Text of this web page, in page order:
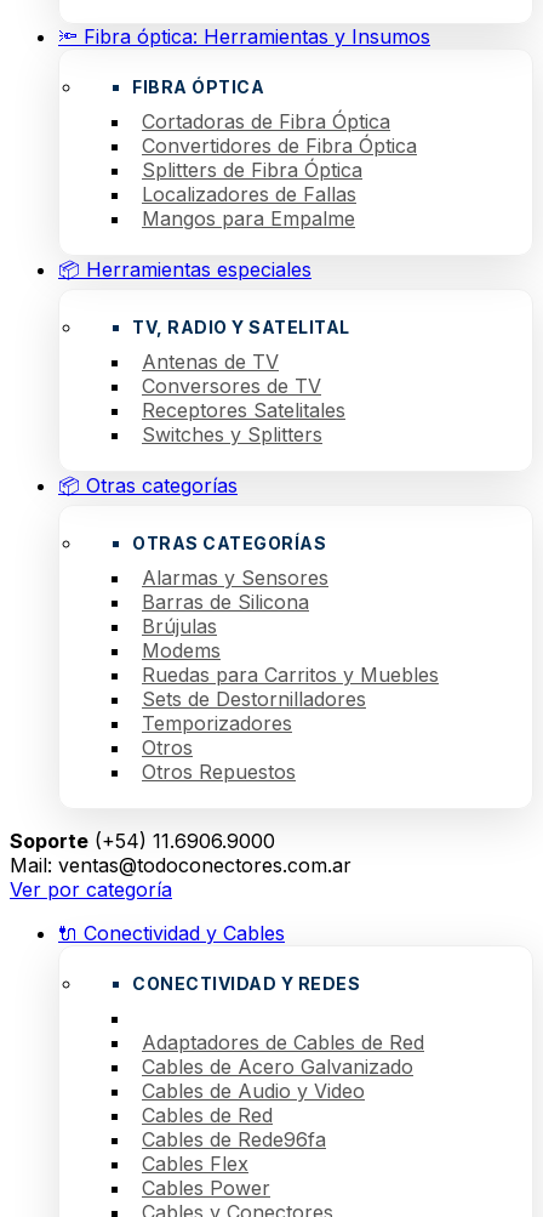
🔦 Fibra óptica: Herramientas y Insumos
FIBRA ÓPTICA
Cortadoras de Fibra Óptica
Convertidores de Fibra Óptica
Splitters de Fibra Óptica
Localizadores de Fallas
Mangos para Empalme
📦 Herramientas especiales
TV, RADIO Y SATELITAL
Antenas de TV
Conversores de TV
Receptores Satelitales
Switches y Splitters
📦 Otras categorías
OTRAS CATEGORÍAS
Alarmas y Sensores
Barras de Silicona
Brújulas
Modems
Ruedas para Carritos y Muebles
Sets de Destornilladores
Temporizadores
Otros
Otros Repuestos
Soporte (+54) 11.6906.9000
Mail: ventas@todoconectores.com.ar
Ver por categoría
🔌 Conectividad y Cables
CONECTIVIDAD Y REDES
Adaptadores de Cables de Red
Cables de Acero Galvanizado
Cables de Audio y Video
Cables de Red
Cables de Rede96fa
Cables Flex
Cables Power
Cables y Conectores